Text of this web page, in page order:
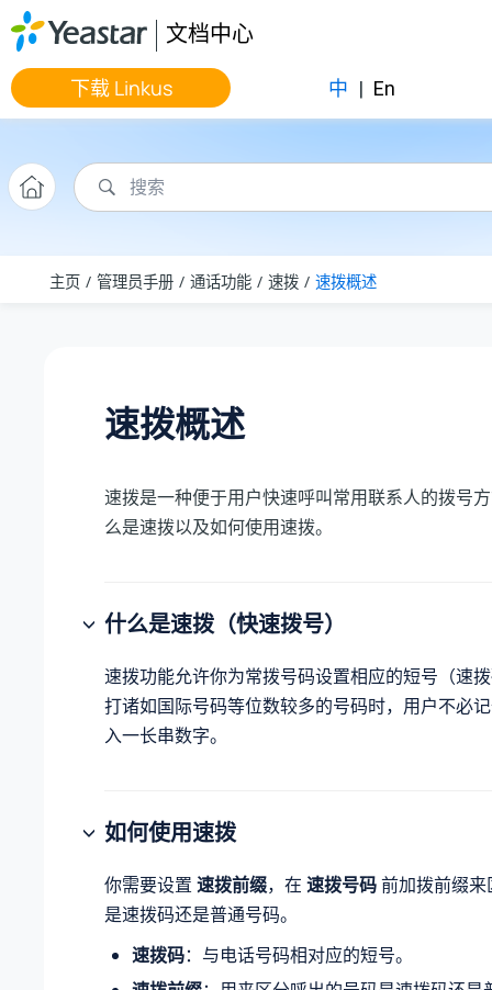
跳转到主要内容
文档中心
下载 Linkus 中 | En
主页 管理员手册 通话功能 速拨 速拨概述
速拨概述
速拨是一种便于用户快速呼叫常用联系人的拨号
么是速拨以及如何使用速拨。
什么是速拨（快速拨号）
速拨功能允许你为常拨号码设置相应的短号（速
打诸如国际号码等位数较多的号码时，用户不必
入一长串数字。
如何使用速拨
你需要设置 速拨前缀，在 速拨号码前加拨前缀
是速拨码还是普通号码。
速拨码：与电话号码相对应的短号。